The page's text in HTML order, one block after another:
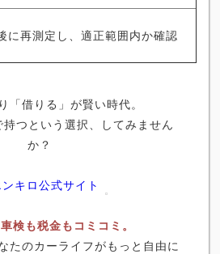
に再測定し、適正範囲内か確認
「借りる」が賢い時代。
持つという選択、してみません
か？
キロ公式サイト
検も税金もコミコミ。
たのカーライフがもっと自由に